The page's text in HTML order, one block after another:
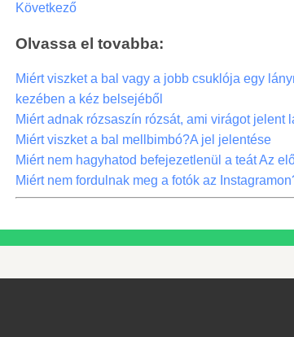
Következő
Olvassa el tovabba:
Miért viszket a bal vagy a jobb csuklója egy
kezében a kéz belsejéből
Miért adnak rózsaszín rózsát, ami virágot jelent
Miért viszket a bal mellbimbó?A jel jelentése
Miért nem hagyhatod befejezetlenül a teát Az
Miért nem fordulnak meg a fotók az